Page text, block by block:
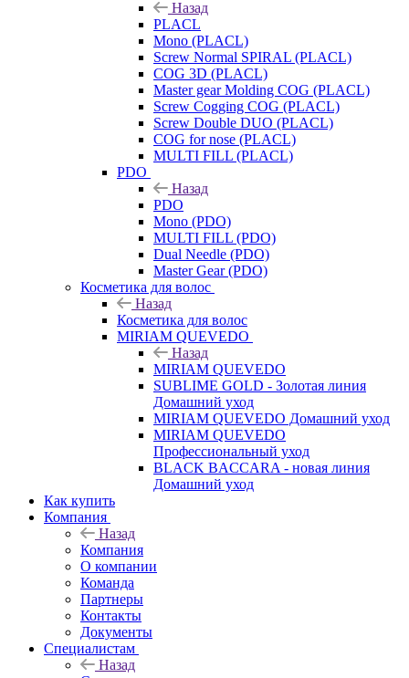
Назад
PLACL
Mono (PLACL)
Screw Normal SPIRAL (PLACL)
COG 3D (PLACL)
Master gear Molding COG (PLACL)
Screw Cogging COG (PLACL)
Screw Double DUO (PLACL)
COG for nose (PLACL)
MULTI FILL (PLACL)
PDO
Назад
PDO
Mono (PDO)
MULTI FILL (PDO)
Dual Needle (PDO)
Master Gear (PDO)
Косметика для волос
Назад
Косметика для волос
MIRIAM QUEVEDO
Назад
MIRIAM QUEVEDO
SUBLIME GOLD - Золотая линия
Домашний уход
MIRIAM QUEVEDO Домашний уход
MIRIAM QUEVEDO
Профессиональный уход
BLACK BACCARA - новая линия
Домашний уход
Как купить
Компания
Назад
Компания
О компании
Команда
Партнеры
Контакты
Документы
Специалистам
Назад